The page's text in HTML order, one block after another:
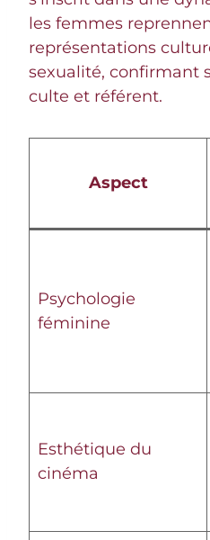
les femmes
représentations
sexualité, confirmant
culte et référent.
Aspect
Psychologie
féminine
Esthétique du
cinéma